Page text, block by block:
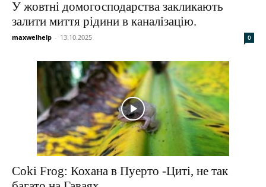
У жовтні домогосподарства закликають
залити миття рідини в каналізацію.
maxwelhelp - 13.10.2025 0
Coki Frog: Кохана в Пуерто -Циті, не так